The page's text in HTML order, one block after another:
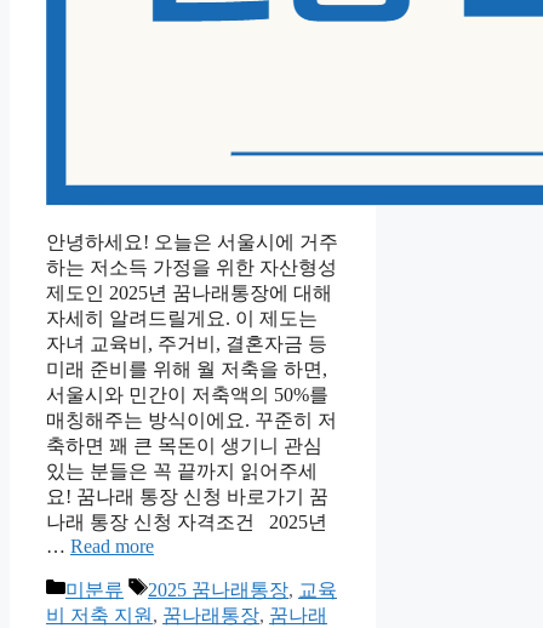
안녕하세요! 오늘은 서울시에 거주
하는 저소득 가정을 위한 자산형성
제도인 2025년 꿈나래통장에 대해
자세히 알려드릴게요. 이 제도는
자녀 교육비, 주거비, 결혼자금 등
미래 준비를 위해 월 저축을 하면,
서울시와 민간이 저축액의 50%를
매칭해주는 방식이에요. 꾸준히 저
축하면 꽤 큰 목돈이 생기니 관심
있는 분들은 꼭 끝까지 읽어주세
요! 꿈나래 통장 신청 바로가기 꿈
나래 통장 신청 자격조건 2025년
… Read more
Categories
미분류 Tags
2025 꿈나래통장, 교육
비 저축 지원 , 꿈나래통장, 꿈나래